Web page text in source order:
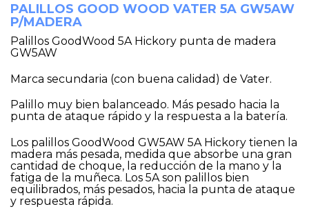
PALILLOS GOOD WOOD VATER 5A GW5AW
P/MADERA
Palillos GoodWood 5A Hickory punta de madera
GW5AW
Marca secundaria (con buena calidad) de Vater.
Palillo muy bien balanceado. Más pesado hacia la
punta de ataque rápido y la respuesta a la batería.
Los palillos GoodWood GW5AW 5A Hickory tienen la
madera más pesada, medida que absorbe una gran
cantidad de choque, la reducción de la mano y la
fatiga de la muñeca. Los 5A son palillos bien
equilibrados, más pesados, hacia la punta de ataque
y respuesta rápida.